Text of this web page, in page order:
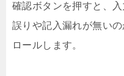
確認ボタンを押すと、
誤りや記入漏れが無い
ロールします。